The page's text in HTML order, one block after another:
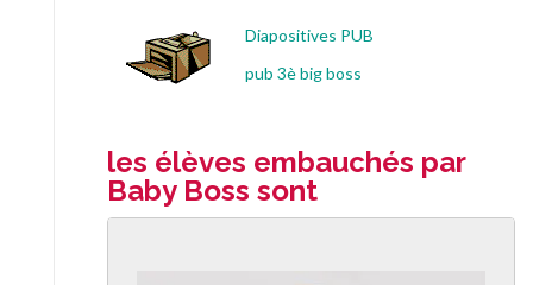
Diapositives PUB
pub 3è big boss
les élèves embauchés par
Baby Boss sont